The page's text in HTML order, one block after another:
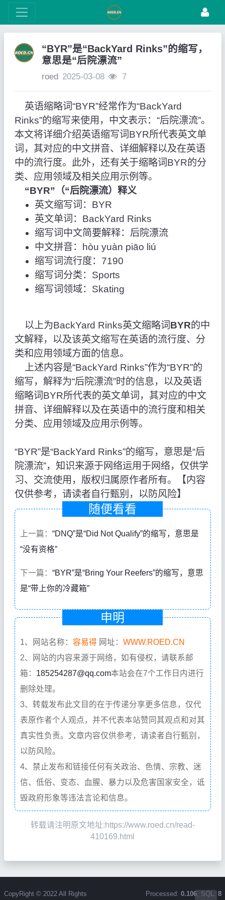
“BYR”是“BackYard Rinks”的缩写，
意思是“后院漂流”
roed 2025-03-08 7
英语缩略词“BYR”经常作为“BackYard
Rinks”的缩写来使用，中文表示：“后院漂流”。
本文将详细介绍英语缩写词BYR所代表英文单
词，其对应的中文拼音、详细解释以及在英语
中的流行度。此外，还有关于缩略词BYR的分
类、应用领域及相关应用示例等。
“BYR”（“后院漂流）释义
英文缩写词：BYR
英文单词：BackYard Rinks
缩写词中文简要解释：后院漂流
中文拼音：hòu yuàn piāo liú
缩写词流行度：7190
缩写词分类：Sports
缩写词领域：Skating
以上为BackYard Rinks英文缩略词 BYR的中
文解释，以及该英文缩写在英语的流行度、分
类和应用领域方面的信息。
上述内容是“BackYard Rinks”作为“BYR”的
缩写，解释为“后院漂流”时的信息，以及英语
缩略词BYR所代表的英文单词，其对应的中文
拼音、详细解释以及在英语中的流行度和相关
分类、应用领域及应用示例等。
“BYR”是“BackYard Rinks”的缩写，意思是“后
院漂流”，知识来源于网络运用于网络，仅供学
习、交流使用，版权归属原作者所有。【内容
仅供参考，请读者自行甄别，以防风险】
随便看看
上一篇： “DNQ”是“Did Not Qualify”的缩写，意思是
“没有资格”
下一篇： “BYR”是“Bring Your Reefers”的缩写，意思
是“带上你的冷藏箱”
申明
1、网站名称： 容易得 网址： WWW.ROED.CN
2、网站的内容来源于网络，如有侵权，请联系邮
箱： 185254287@qq.com本站会在7个工作日内进行
删除处理。
3、转载发布此文目的在于传递分享更多信息，仅代
表原作者个人观点，并不代表本站赞同其观点和对其
真实性负责。文章内容仅供参考，请读者自行甄别，
以防风险。
4、禁止发布和链接任何有关政治、色情、宗教、迷
信、低俗、变态、血腥、暴力以及危害国家安全，诋
毁政府形象等违法言论和信息。
转载请注明原文地址:https://www.roed.cn/read-
410169.html
CopyRight © 2022 All Rights
Processed: 0.106, SQL: 8